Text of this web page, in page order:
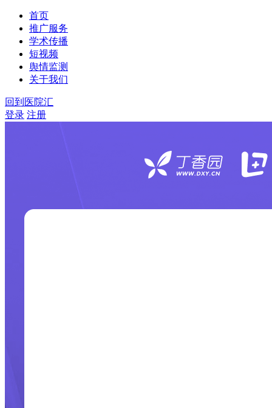
首页
推广服务
学术传播
短视频
舆情监测
关于我们
回到医院汇
登录 注册